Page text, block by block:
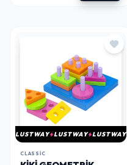
LUSTWAY LUSTWAY LUSTWAY
CLASSIC